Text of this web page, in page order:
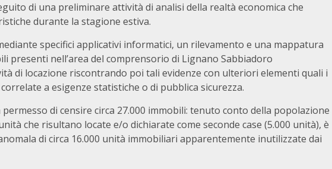
di una preliminare attività di analisi della realtà economica che
durante la stagione estiva.
specifici applicativi informatici, un rilevamento e una mappatura
presenti nell’area del comprensorio di Lignano Sabbiadoro
di locazione riscontrando poi tali evidenze con ulteriori elementi quali i
a esigenze statistiche o di pubblica sicurezza.
di censire circa 27.000 immobili: tenuto conto della popolazione
che risultano locate e/o dichiarate come seconde case (5.000 unità), è
di circa 16.000 unità immobiliari apparentemente inutilizzate dai